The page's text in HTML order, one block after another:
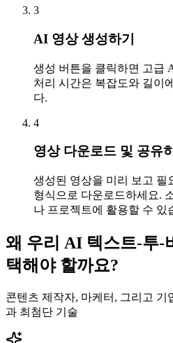
3
AI 영상 생성하기
생성 버튼을 클릭하면 고급
처리 시간은 복잡도와 길이
다.
4
영상 다운로드 및 공유
생성된 영상을 미리 보고 필
형식으로 다운로드하세요.
나 프로젝트에 활용할 수 있
왜 우리 AI 텍스트-투-
택해야 할까요?
콘텐츠 제작자, 마케터, 그리고 기
과 최첨단 기술